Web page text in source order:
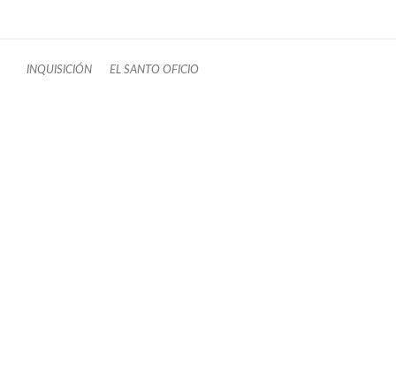
INQUISICIÓN EL SANTO OFICIO